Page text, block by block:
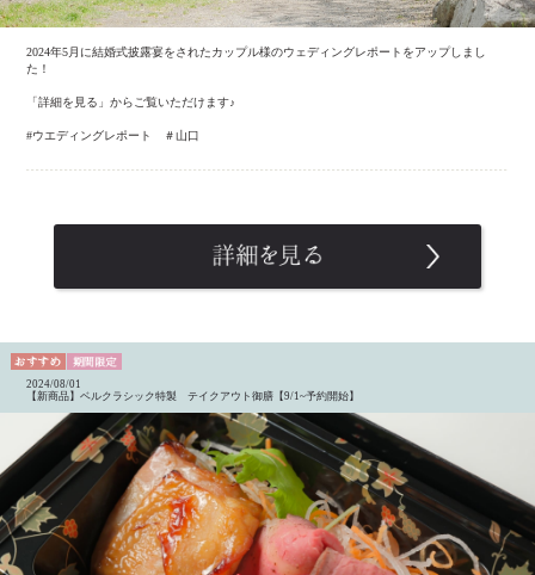
2024年5月に結婚式披露宴をされたカップル様のウェディングレポートをアップしまし
た！
「詳細を見る」からご覧いただけます♪
#ウエディングレポート ＃山口
2024/08/01
【新商品】ベルクラシック特製 テイクアウト御膳【9/1~予約開始】